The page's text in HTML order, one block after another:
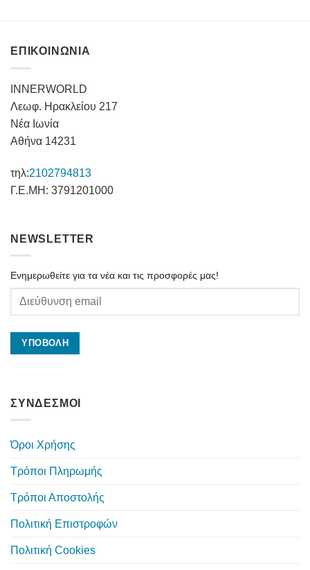
ΕΠΙΚΟΙΝΩΝΙΑ
INNERWORLD
Λεωφ. Ηρακλείου 217
Νέα Ιωνία
Αθήνα 14231
τηλ:2102794813
Γ.Ε.ΜΗ: 3791201000
NEWSLETTER
Ενημερωθείτε για τα νέα και τις προσφορές μας!
ΣΥΝΔΕΣΜΟΙ
Όροι Χρήσης
Τρόποι Πληρωμής
Τρόποι Αποστολής
Πολιτική Επιστροφών
Πολιτική Cookies